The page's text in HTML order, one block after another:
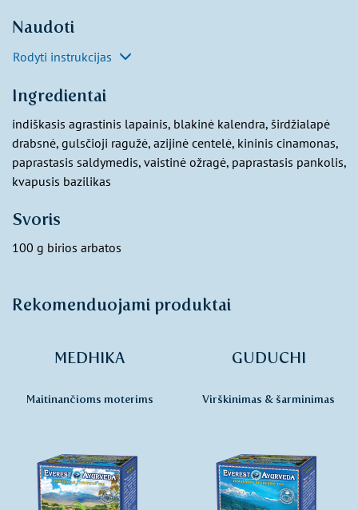
Naudoti
Rodyti instrukcijas
Ingredientai
indiškasis agrastinis lapainis, blakinė kalendra, širdžialapė
drabsnė, gulsčioji ragužė, azijinė centelė, kininis cinamonas,
paprastasis saldymedis, vaistinė ožragė, paprastasis pankolis,
kvapusis bazilikas
Svoris
100 g birios arbatos
Rekomenduojami produktai
MEDHIKA
Maitinančioms moterims
GUDUCHI
Virškinimas & šarminimas